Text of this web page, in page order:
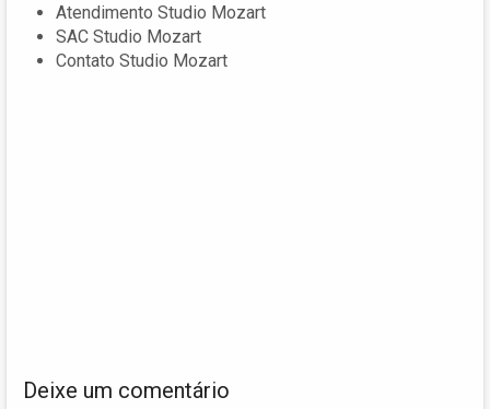
Atendimento Studio Mozart
SAC Studio Mozart
Contato Studio Mozart
Deixe um comentário